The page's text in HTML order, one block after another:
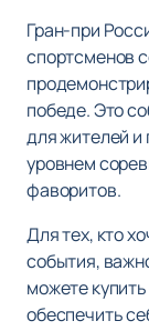
Гран-при
спортсменов
победе. Это
для жителей и
уровнем
фаворитов.
Для тех, кто
события,
можете
обеспечить